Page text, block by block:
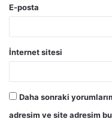
E-posta
İnternet sitesi
Daha sonraki
adresim ve site adresim